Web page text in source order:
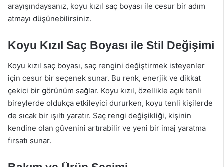
arayışındaysanız, koyu kızıl saç boyası ile cesur bir adım
atmayı düşünebilirsiniz.
Koyu Kızıl Saç Boyası ile Stil Değişimi
Koyu kızıl saç boyası, saç rengini değiştirmek isteyenler
için cesur bir seçenek sunar. Bu renk, enerjik ve dikkat
çekici bir görünüm sağlar. Koyu kızıl, özellikle açık tenli
bireylerde oldukça etkileyici dururken, koyu tenli kişilerde
de sıcak bir ışıltı yaratır. Saç rengi değişikliği, kişinin
kendine olan güvenini artırabilir ve yeni bir imaj yaratma
fırsatı sunar.